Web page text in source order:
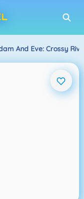
And Eve: Crossy